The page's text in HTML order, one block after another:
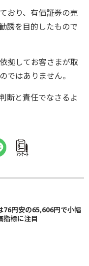
おり、有価証券の売
誘を目的したもので
拠してお客さまが取
ではありません。
断と責任でなさるよ
ｱﾝｹｰﾄ
76円安の65,606円で小幅
標に注目